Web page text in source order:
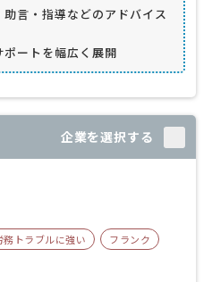
言・指導などのアドバイス
ートを幅広く展開
企業を選択する
務トラブルに強い フランク